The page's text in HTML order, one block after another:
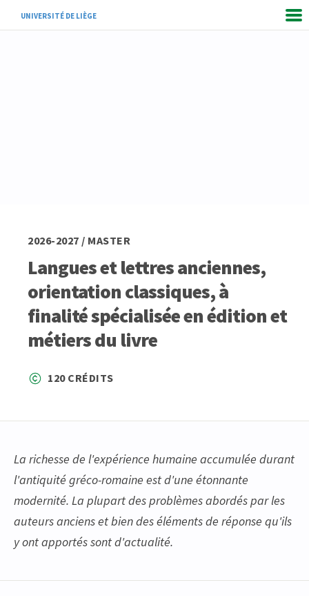
UNIVERSITÉ DE LIÈGE
2026-2027 / MASTER
Langues et lettres anciennes,
orientation classiques, à
finalité spécialisée en édition et
métiers du livre
120 CRÉDITS
La richesse de l'expérience humaine accumulée durant
l'antiquité gréco-romaine est d'une étonnante
modernité. La plupart des problèmes abordés par les
auteurs anciens et bien des éléments de réponse qu'ils
y ont apportés sont d'actualité.